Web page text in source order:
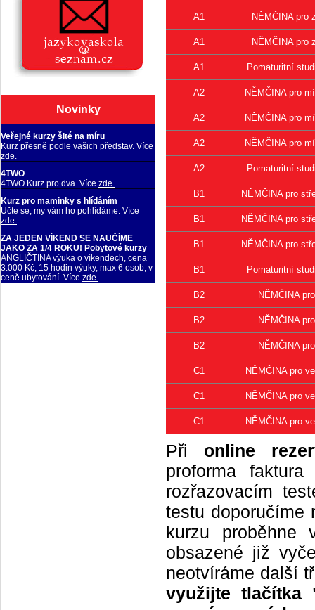
Novinky
Veřejné kurzy šité na míru
Kurz přesně podle vašich představ. Více
zde.
4TWO
4TWO Kurz pro dva. Více zde.
Kurz pro maminky s hlídáním
Učte se, my vám ho pohlídáme. Více
zde.
ZA JEDEN VÍKEND SE NAUČÍME
JAKO ZA 1/4 ROKU! Pobytové kurzy
ANGLIČTINA výuka o víkendech, cena
3.000 Kč, 15 hodin výuky, max 6 osob, v
ceně ubytování. Více zde.
A1 NĚMČINA pro
A1 NĚMČINA pro
A1 Pomaturitní
A2 NĚMČINA pro
A2 NĚMČINA pro
A2 NĚMČINA pro
A2 Pomaturitní
B1 NĚMČINA pro
B1 NĚMČINA pro
B1 NĚMČINA pro
B1 Pomaturitní
B2 NĚMČINA
B2 NĚMČINA
B2 NĚMČINA
C1 NĚMČINA pro
C1 NĚMČINA pro
C1 NĚMČINA pro
Při online
proforma
rozřazovacím
testu doporučíme
kurzu proběhne
obsazené již
neotvíráme další
využijte tlačítka